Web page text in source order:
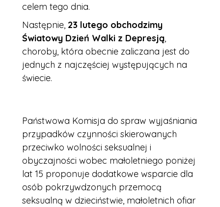
celem tego dnia.
Następnie, 23 lutego obchodzimy
Światowy Dzień Walki z Depresją,
choroby, która obecnie zaliczana jest do
jednych z najczęściej występujących na
świecie.
Państwowa Komisja do spraw wyjaśniania
przypadków czynności skierowanych
przeciwko wolności seksualnej i
obyczajności wobec małoletniego poniżej
lat 15 proponuje dodatkowe wsparcie dla
osób pokrzywdzonych przemocą
seksualną w dzieciństwie, małoletnich ofiar